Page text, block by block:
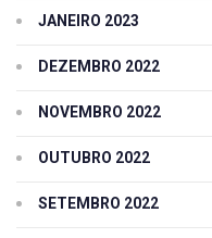
JANEIRO 2023
DEZEMBRO 2022
NOVEMBRO 2022
OUTUBRO 2022
SETEMBRO 2022